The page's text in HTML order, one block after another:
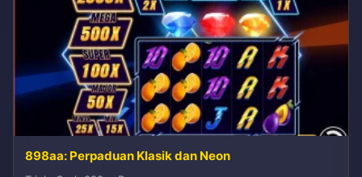
898aa: Perpaduan Klasik dan Neon